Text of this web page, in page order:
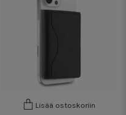
Lisää ostoskoriin